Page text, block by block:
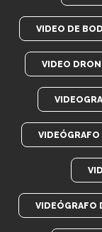
VIDEO DE
VIDEO
VIDEÓGRAFO
VIDEÓGRAFO